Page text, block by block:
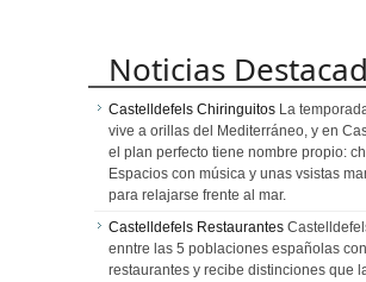
Noticias
Castelldefels Chiringuitos La
vive a orillas del Mediterráneo, y en
el plan perfecto tiene nombre propio:
Espacios con música y unas vsistas
para relajarse frente al mar.
Castelldefels Restaurantes
enntre las 5 poblaciones españolas
restaurantes y recibe distinciones que